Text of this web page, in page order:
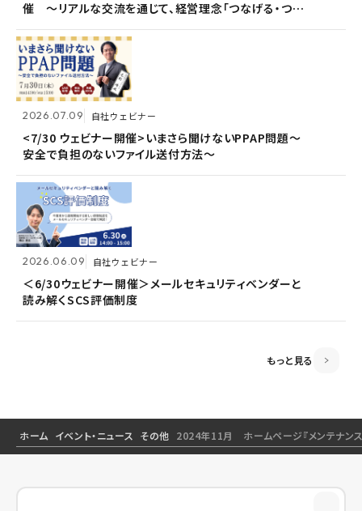
催 〜リアルな交流を通じて、経営理念「つなげる・つな
2026.07.09 自社ウェビナー
<7/30 ウェビナー開催>いまさら聞けないPPAP問題～
安全で負担のないファイル送付方法～
2026.06.09 自社ウェビナー
＜6/30ウェビナー開催＞メールセキュリティベンダーと
読み解くSCS評価制度
催 〜リアルな交流を通じて、経営理念「つなげる・つな
2026.07.09 自社ウェビナー
<7/30 ウェビナー開催>いまさら聞けないPPAP問題～
安全で負担のないファイル送付方法～
2026.06.09 自社ウェビナー
＜6/30ウェビナー開催＞メールセキュリティベンダーと
読み解くSCS評価制度
<7/30 ウェビナー開催>いまさら聞けないPPAP問題～
2026.06.09 自社ウェビナー
＜6/30ウェビナー開催＞メールセキュリティベンダーと
2026.04.28 共催ウェビナー
＜5/21ウェビナー開催＞ゼロトラスト思考～信用しない
もっと見る
ホーム イベント・ニュース その他 2024年11月 ホームページ『メンテナン